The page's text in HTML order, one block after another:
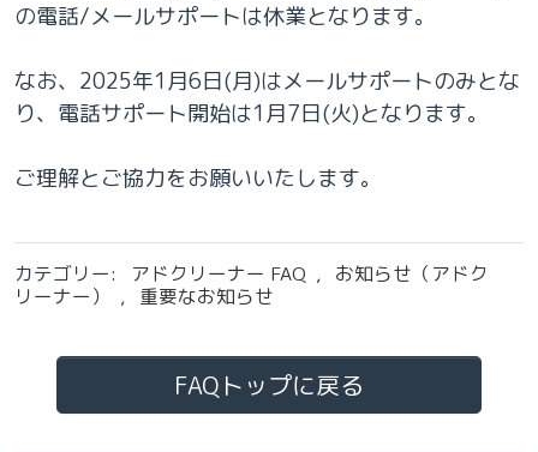
の電話/メールサポートは休業となります。
なお、2025年1月6日(月)はメールサポートのみとな
り、電話サポート開始は1月7日(火)となります。
ご理解とご協力をお願いいたします。
カテゴリー: アドクリーナー FAQ , お知らせ（アドク
リーナー）
, 重要なお知らせ
FAQトップに戻る